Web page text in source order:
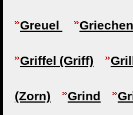
Greuel
Griffel (Griff)
(Zorn) Grind